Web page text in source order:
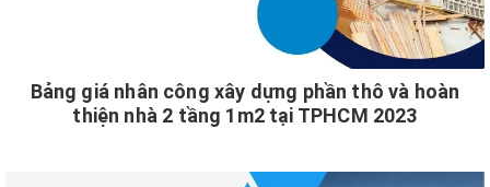
Bảng giá nhân công xây dựng phần thô và hoàn
thiện nhà 2 tầng 1m2 tại TPHCM 2023